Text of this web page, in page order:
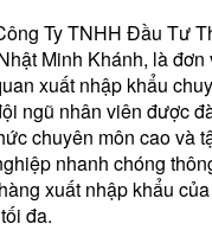
Ty TNHH Đầu Tư
Minh Khánh, là đơn
xuất nhập khẩu
ngũ nhân viên được
chuyên môn cao và
nhanh chóng
xuất nhập khẩu
đa.